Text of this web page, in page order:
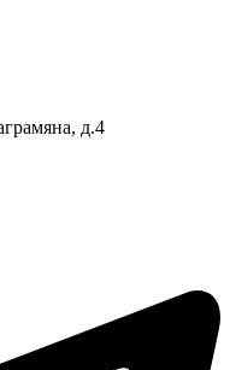
д.4